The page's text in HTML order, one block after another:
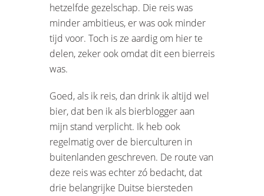
hetzelfde gezelschap. Die reis was
minder ambitieus, er was ook minder
tijd voor. Toch is ze aardig om hier te
delen, zeker ook omdat dit een bierreis
was.
Goed, als ik reis, dan drink ik altijd wel
bier, dat ben ik als bierblogger aan
mijn stand verplicht. Ik heb ook
regelmatig over de bierculturen in
buitenlanden geschreven. De route van
deze reis was echter zó bedacht, dat
drie belangrijke Duitse biersteden